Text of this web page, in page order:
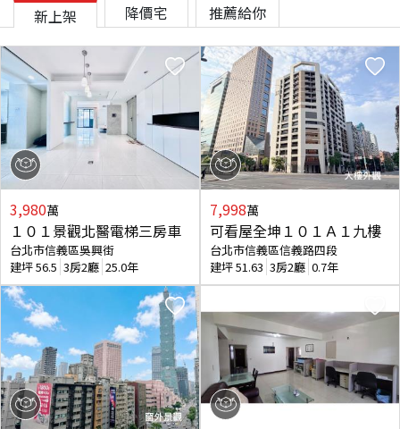
新上架 降價宅 推薦給你
3,980萬
１０１景觀北醫電梯三房車
台北市信義區吳興街
建坪56.5 3房2廳 25.0年
7,998萬
可看屋全坤１０１Ａ１九樓
台北市信義區信義路四段
建坪51.63 3房2廳 0.7年